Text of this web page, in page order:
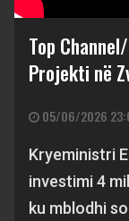
Top
Projekti në
05/06/2026
Kryeministri
investimi 4
ku mblodhi